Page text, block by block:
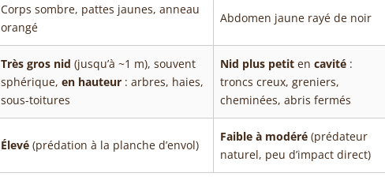
Corps sombre, pattes jaunes, anneau
orangé
Abdomen jaune rayé de noir
Très gros nid (jusqu’à ~1 m), souvent
sphérique, en hauteur: arbres, haies,
sous-toitures
Nid plus petiten cavité:
troncs creux, greniers,
cheminées, abris fermés
Élevé(prédation à la planche d’envol)
Faible à modéré(prédateur
naturel, peu d’impact direct)